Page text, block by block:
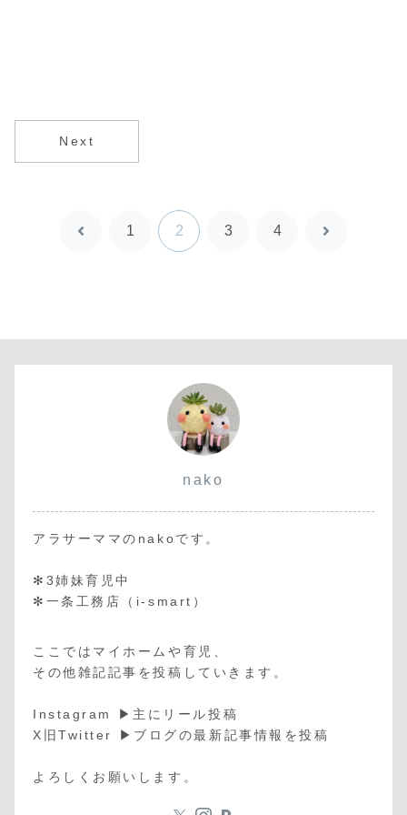
Next
前
1 2 3 4
次
nako
アラサーママのnakoです。
✻3姉妹育児中
✻一条工務店（i-smart）
ここではマイホームや育児、
その他雑記記事を投稿していきます。
Instagram ▶︎主にリール投稿
X旧Twitter ▶︎ブログの最新記事情報を投稿
よろしくお願いします。